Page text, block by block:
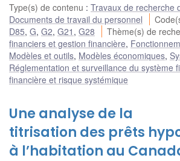
Type(s) de contenu : Travaux de recherche
Documents de travail du personnel
D85, G, G2, G21 , G28 Thème(s) de
financiers et gestion financière,
Modèles et outils, Modèles économiques,
Réglementation et surveillance du système
financière et risque systémique
Une analyse de la
titrisation des prêts
à l’habitation au